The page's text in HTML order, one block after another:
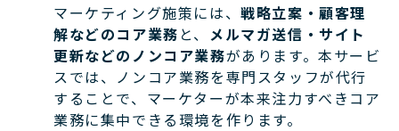
マーケティング施策には、戦略立案・顧客理
解などのコア業務 と、 メルマガ送信・サイト
更新などのノンコア業務があります。本サービ
スでは、ノンコア業務を専門スタッフが代行
することで、マーケターが本来注力すべきコア
業務に集中できる環境を作ります。